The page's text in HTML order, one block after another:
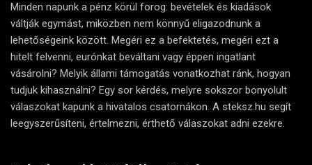
Minden napunk a pénz körül forog: bevételek és kiadások
váltják egymást, miközben nem könnyű eligazodnunk a
lehetőségeink között. Megéri ez a befektetés, megéri ezt a
hitelt felvenni, eurónkat beváltani vagy éppen ingatlant
vásárolni? Melyik állami támogatás vonatkozhat ránk, hogyan
tudjuk kihasználni? Egy sor kérdés, melyre sokszor bonyolult
válaszokat kapunk a hivatalos csatornákon. A steksz.hu segít
leegyszerűsíteni, értelmezni, érthető válaszokat adni ezekre.